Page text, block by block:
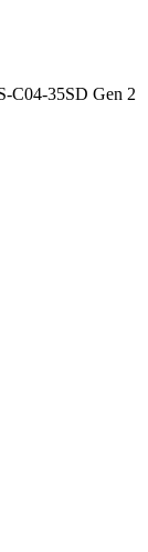
C04-35SD Gen 2